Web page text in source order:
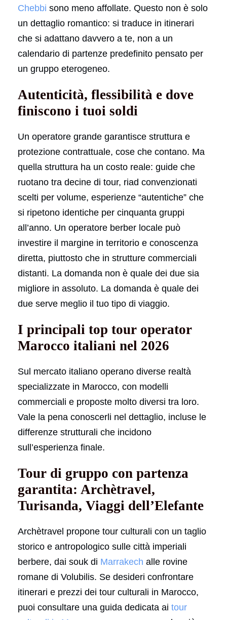
Chebbi sono meno affollate. Questo non è solo
un dettaglio romantico: si traduce in itinerari
che si adattano davvero a te, non a un
calendario di partenze predefinito pensato per
un gruppo eterogeneo.
Autenticità, flessibilità e dove
finiscono i tuoi soldi
Un operatore grande garantisce struttura e
protezione contrattuale, cose che contano. Ma
quella struttura ha un costo realе: guide che
ruotano tra decine di tour, riad convenzionati
scelti per volume, esperienze “autentiche” che
si ripetono identiche per cinquanta gruppi
all’anno. Un operatore berber locale può
investire il margine in territorio e conoscenza
diretta, piuttosto che in strutture commerciali
distanti. La domanda non è quale dei due sia
migliore in assoluto. La domanda è quale dei
due serve meglio il tuo tipo di viaggio.
I principali top tour operator
Marocco italiani nel 2026
Sul mercato italiano operano diverse realtà
specializzate in Marocco, con modelli
commerciali e proposte molto diversi tra loro.
Vale la pena conoscerli nel dettaglio, incluse le
differenze strutturali che incidono
sull’esperienza finale.
Tour di gruppo con partenza
garantita: Archètravel,
Turisanda, Viaggi dell’Elefante
Archètravel propone tour culturali con un taglio
storico e antropologico sulle città imperiali
berbere, dai souk di Marrakech alle rovine
romane di Volubilis. Se desideri confrontare
itinerari e prezzi dei tour culturali in Marocco,
puoi consultare una guida dedicata ai tour